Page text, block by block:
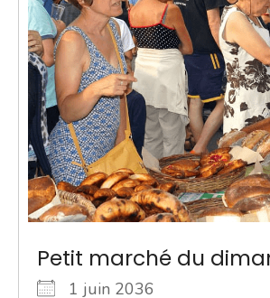
Petit marché du
1 juin 2036